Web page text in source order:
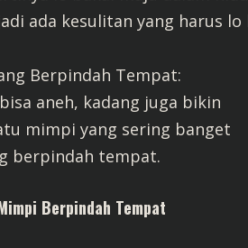
ada kesulitan yang harus lo
Berpindah Tempat